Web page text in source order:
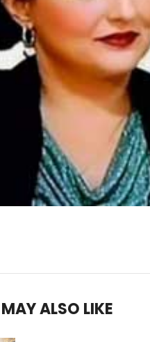
ALSO LIKE